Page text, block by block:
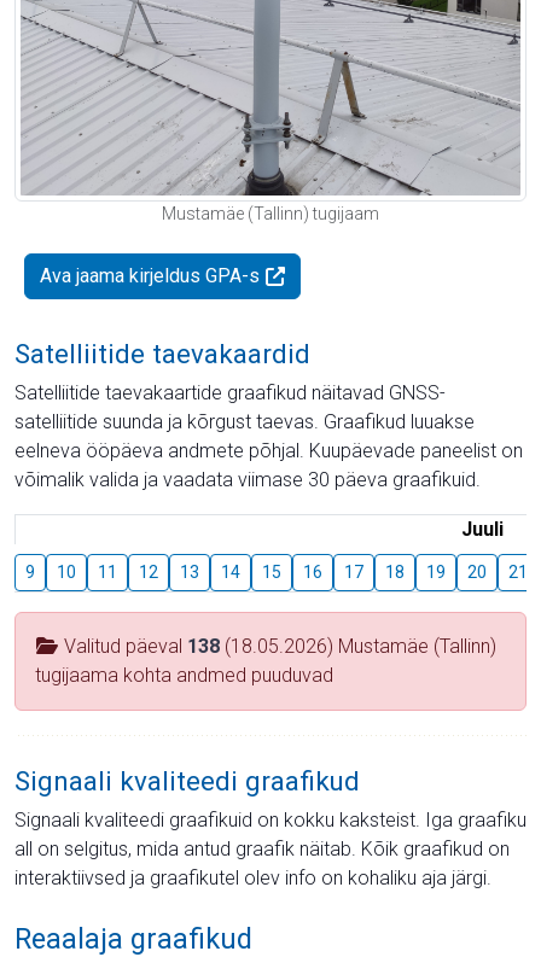
Mustamäe (Tallinn) tugijaam
Ava jaama kirjeldus GPA-s
Satelliitide taevakaardid
Satelliitide taevakaartide graafikud näitavad GNSS-
satelliitide suunda ja kõrgust taevas. Graafikud luuakse
eelneva ööpäeva andmete põhjal. Kuupäevade paneelist on
võimalik valida ja vaadata viimase 30 päeva graafikuid.
Juuli
9 10 11 12 13 14 15 16 17 18 19 20 21
Valitud päeval 138 (18.05.2026) Mustamäe (Tallinn)
tugijaama kohta andmed puuduvad
Signaali kvaliteedi graafikud
Signaali kvaliteedi graafikuid on kokku kaksteist. Iga graafiku
all on selgitus, mida antud graafik näitab. Kõik graafikud on
interaktiivsed ja graafikutel olev info on kohaliku aja järgi.
Reaalaja graafikud